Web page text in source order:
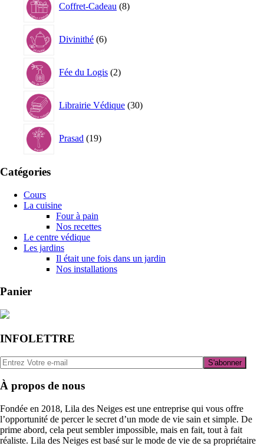
Coffret-Cadeau 8produits
Divinithé 6produits
Fée du Logis 2produits
Librairie Védique 30produits
Prasad 19produits
Catégories
Cours
La cuisine
Four à pain
Nos recettes
Le centre védique
Les jardins
Il était une fois dans un jardin
Nos installations
Panier
INFOLETTRE
À propos de nous
Fondée en 2018, Lila des Neiges est une entreprise qui vous offre
l’opportunité de percer le secret d’un mode de vie sain et simple. De
prime abord, cela peut sembler impossible, mais en fait, tout à fait
réaliste. Lila des Neiges est basé sur le mode de vie de sa propriétaire